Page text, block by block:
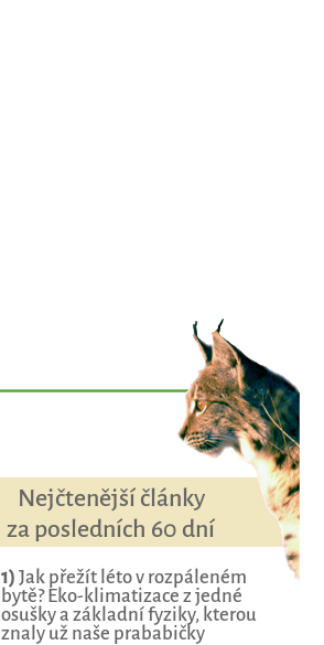
Nejčtenější články
za posledních 60 dní
1) Jak přežít léto v rozpáleném
bytě? Eko-klimatizace z jedné
osušky a základní fyziky, kterou
znaly už naše prababičky